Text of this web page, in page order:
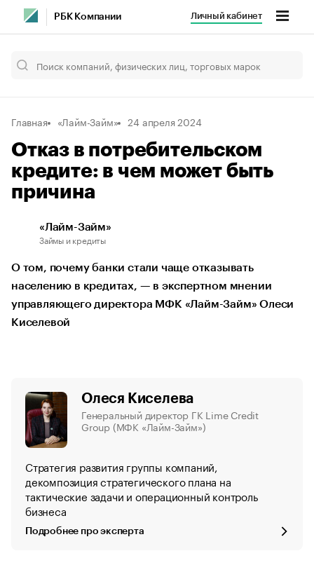
РБК Компании Личный кабинет
Главная «Лайм-Займ» 24 апреля 2024
Отказ в потребительском
кредите: в чем может быть
причина
«Лайм-Займ»
Займы и кредиты
О том, почему банки стали чаще отказывать
населению в кредитах, — в экспертном мнении
управляющего директора МФК «Лайм-Займ» Олеси
Киселевой
Олеся Киселева
Генеральный директор ГК Lime Credit
Group (МФК «Лайм-Займ»)
Стратегия развития группы компаний,
декомпозиция стратегического плана на
тактические задачи и операционный контроль
бизнеса
Подробнее про эксперта